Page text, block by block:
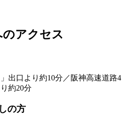
のアクセス
出口より約10分／阪神高速道路4
約20分
の方